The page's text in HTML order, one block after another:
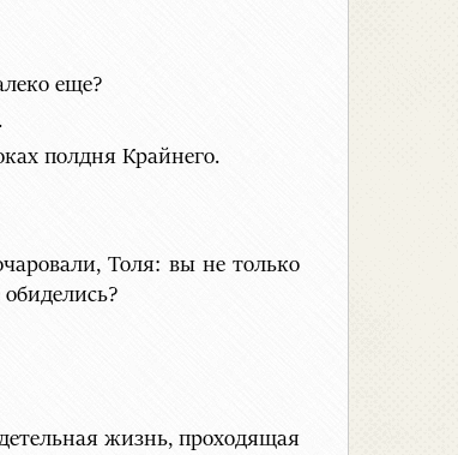
еще?
полдня Крайнего.
Толя: вы не только
жизнь, проходящая